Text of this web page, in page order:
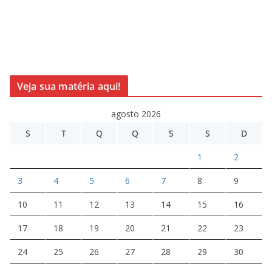
Veja sua matéria aqui!
agosto 2026
S
T Q Q S S D
1 2
3 4 5 6 7 8 9
10 11 12 13 14 15 16
17 18 19 20 21 22 23
24 25 26 27 28 29 30